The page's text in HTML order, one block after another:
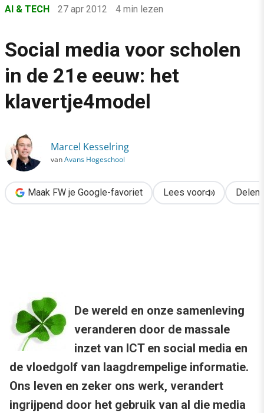
›
›
AI & Tech
›
Social media voor scholen in de 21e eeuw: het klavertje4model
AI & TECH 27 apr 2012 4 min lezen
Social media voor scholen
in de 21e eeuw: het
klavertje4model
Marcel Kesselring
vanAvans Hogeschool
Maak FW je Google-favoriet Lees voor Delen
De wereld en onze samenleving
veranderen door de massale
inzet van ICT en social media en
de vloedgolf van laagdrempelige informatie.
Ons leven en zeker ons werk, verandert
ingrijpend door het gebruik van al die media